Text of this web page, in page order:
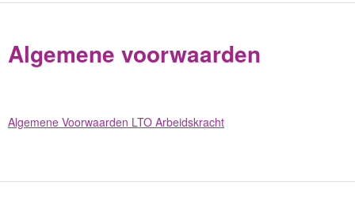
Algemene voorwaarden
Algemene Voorwaarden LTO Arbeidskracht